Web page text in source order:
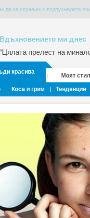
да се справим с подпухналите
Вдъхновението ми днес
“Цялата прелест на
красива
| Моят стил
| Коса и грим | Тенденции